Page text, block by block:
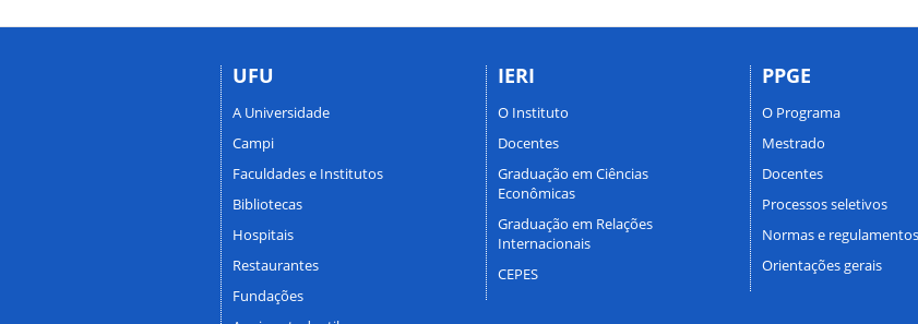
UFU
A Universidade
Campi
Faculdades e Institutos
Bibliotecas
Hospitais
Restaurantes
Fundações
IERI
O Instituto
Docentes
Graduação em Ciências
Econômicas
Graduação em Relações
Internacionais
CEPES
PPGE
O Programa
Mestrado
Docentes
Processos seletivos
Normas e regulamentos
Orientações gerais